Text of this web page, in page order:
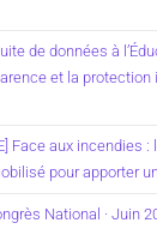
de données à
et la
Face aux incendies :
pour apporter
National · Juin